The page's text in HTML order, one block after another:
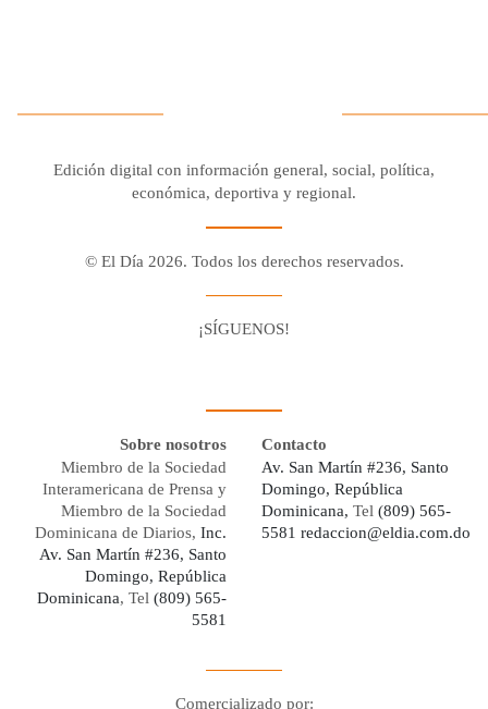
Edición digital con información general, social, política,
económica, deportiva y regional.
© El Día 2026. Todos los derechos reservados.
¡SÍGUENOS!
Sobre nosotros
Miembro de la Sociedad
Interamericana de Prensa y
Miembro de la Sociedad
Dominicana de Diarios, Inc.
Av. San Martín #236, Santo
Domingo, República
Dominicana, Tel (809) 565-
5581
Contacto
Av. San Martín #236, Santo
Domingo, República
Dominicana, Tel (809) 565-
5581 redaccion@eldia.com.do
Comercializado por: